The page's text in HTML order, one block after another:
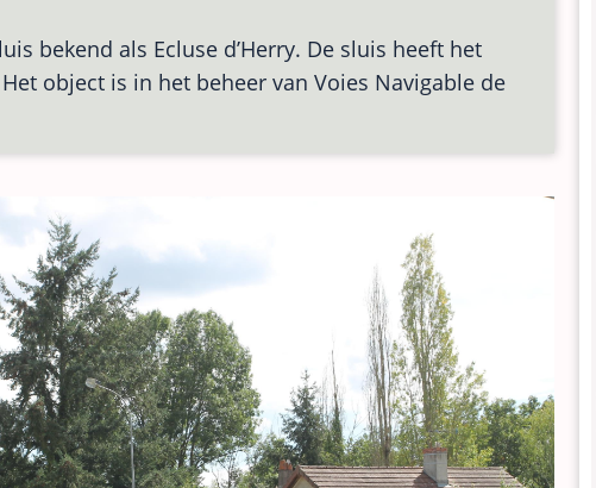
bekend als Ecluse d’Herry. De sluis heeft het
object is in het beheer van Voies Navigable de